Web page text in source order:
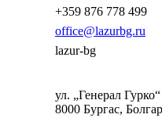
+359 876 778 499
office@lazurbg.ru
lazur-bg
ул. „Генерал
8000 Бургас,